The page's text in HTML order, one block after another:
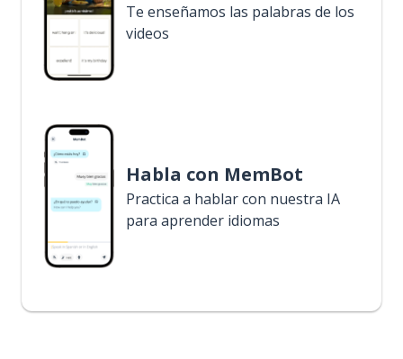
Te enseñamos las palabras de los
videos
Habla con MemBot
Practica a hablar con nuestra IA
para aprender idiomas